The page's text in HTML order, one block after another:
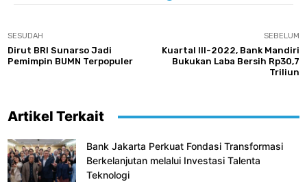
SESUDAH
Dirut BRI Sunarso Jadi
Pemimpin BUMN Terpopuler
SEBELUM
Kuartal III-2022, Bank Mandiri
Bukukan Laba Bersih Rp30,7
Triliun
Artikel Terkait
Bank Jakarta Perkuat Fondasi Transformasi
Berkelanjutan melalui Investasi Talenta
Teknologi